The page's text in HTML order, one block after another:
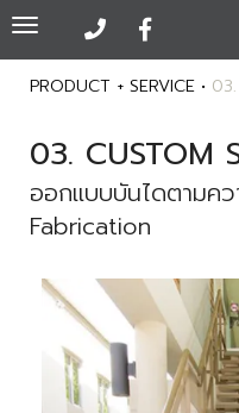
Toggle
navigation
PRODUCT + SERVICE •
03. CUSTOM
ออกแบบบันไดตามค
Fabrication